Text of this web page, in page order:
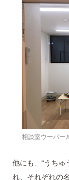
相談室ウーパー
他にも、“うちゅ
れ、それぞれの